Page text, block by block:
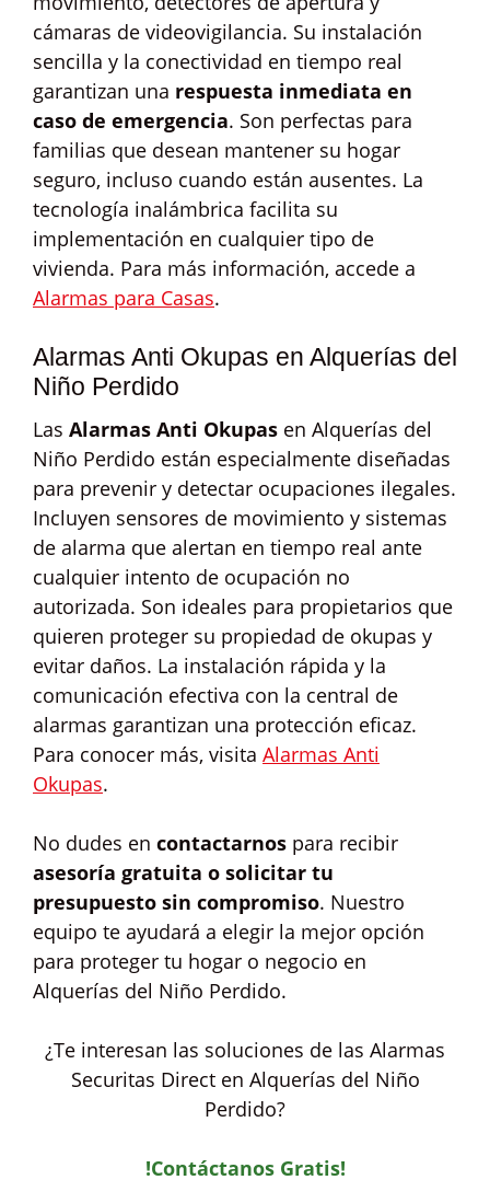
cámaras de videovigilancia. Su instalación
sencilla y la conectividad en tiempo real
garantizan una respuesta inmediata en
caso de emergencia. Son perfectas para
familias que desean mantener su hogar
seguro, incluso cuando están ausentes. La
tecnología inalámbrica facilita su
implementación en cualquier tipo de
vivienda. Para más información, accede a
Alarmas para Casas.
Alarmas Anti Okupas en Alquerías del
Niño Perdido
Las Alarmas Anti Okupas en Alquerías del
Niño Perdido están especialmente diseñadas
para prevenir y detectar ocupaciones ilegales.
Incluyen sensores de movimiento y sistemas
de alarma que alertan en tiempo real ante
cualquier intento de ocupación no
autorizada. Son ideales para propietarios que
quieren proteger su propiedad de okupas y
evitar daños. La instalación rápida y la
comunicación efectiva con la central de
alarmas garantizan una protección eficaz.
Para conocer más, visita Alarmas Anti
Okupas.
No dudes en contactarnos para recibir
asesoría gratuita o solicitar tu
presupuesto sin compromiso. Nuestro
equipo te ayudará a elegir la mejor opción
para proteger tu hogar o negocio en
Alquerías del Niño Perdido.
¿Te interesan las soluciones de las Alarmas
Securitas Direct en Alquerías del Niño
Perdido?
!Contáctanos Gratis!